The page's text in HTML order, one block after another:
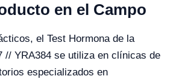
en el Campo
el Test Hormona de la
// YRA384 se utiliza en clínicas de
especializados en